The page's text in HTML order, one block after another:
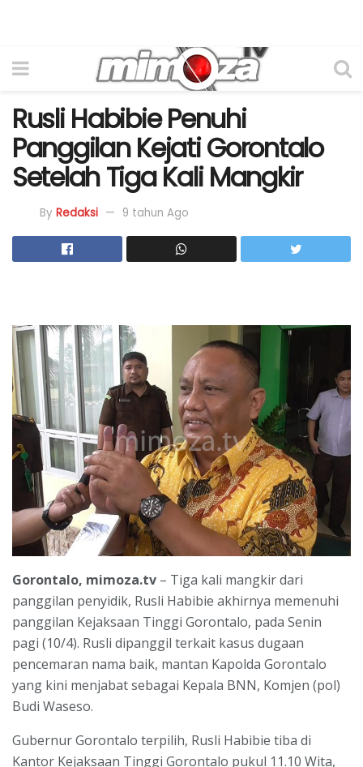
Rusli Habibie Penuhi
Panggilan Kejati Gorontalo
Setelah Tiga Kali Mangkir
By Redaksi 9 tahun Ago
Gorontalo, mimoza.tv – Tiga kali mangkir dari
panggilan penyidik, Rusli Habibie akhirnya memenuhi
panggilan Kejaksaan Tinggi Gorontalo, pada Senin
pagi (10/4). Rusli dipanggil terkait kasus dugaan
pencemaran nama baik, mantan Kapolda Gorontalo
yang kini menjabat sebagai Kepala BNN, Komjen (pol)
Budi Waseso.
Gubernur Gorontalo terpilih, Rusli Habibie tiba di
Kantor Kejaksaan Tinggi Gorontalo pukul 11.10 Wita,